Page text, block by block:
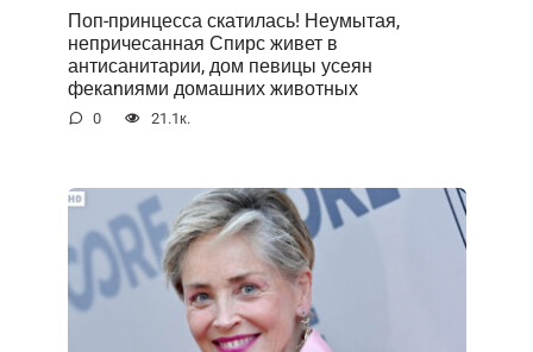
Поп-принцесса скатилась! Неумытая,
непричесанная Спирс живет в
антисанитарии, дом певицы усеян
фекаnиями домашних животных
0 21.1к.